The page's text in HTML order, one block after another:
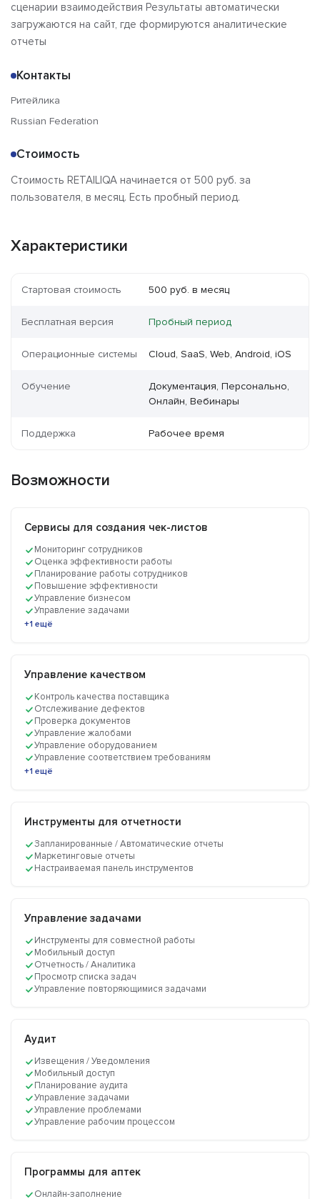
сценарии взаимодействия Результаты автоматически
загружаются на сайт, где формируются аналитические
отчеты
Контакты
Ритейлика
Russian Federation
Стоимость
Стоимость RETAILIQA начинается от 500 руб. за
пользователя, в месяц. Есть пробный период.
Характеристики
Стартовая стоимость 500 руб. в месяц
Бесплатная версия Пробный период
Операционные системы Cloud, SaaS, Web, Android, iOS
Обучение
Документация, Персонально,
Онлайн, Вебинары
Поддержка Рабочее время
Возможности
Сервисы для создания чек-листов
Мониторинг сотрудников
Оценка эффективности работы
Планирование работы сотрудников
Повышение эффективности
Управление бизнесом
Управление задачами
+1 ещё
Управление качеством
Контроль качества поставщика
Отслеживание дефектов
Проверка документов
Управление жалобами
Управление оборудованием
Управление соответствием требованиям
+1 ещё
Инструменты для отчетности
Запланированные / Автоматические отчеты
Маркетинговые отчеты
Настраиваемая панель инструментов
Управление задачами
Инструменты для совместной работы
Мобильный доступ
Отчетность / Аналитика
Просмотр списка задач
Управление повторяющимися задачами
Аудит
Извещения / Уведомления
Мобильный доступ
Планирование аудита
Управление задачами
Управление проблемами
Управление рабочим процессом
Программы для аптек
Онлайн-заполнение